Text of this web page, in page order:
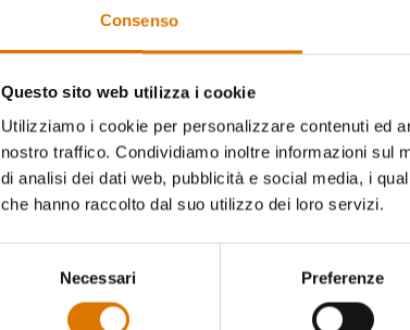
Consenso
Questo sito web utilizza i cookie
Utilizziamo i cookie per personalizzare contenuti ed
nostro traffico. Condividiamo inoltre informazioni sul
di analisi dei dati web, pubblicità e social media, i
che hanno raccolto dal suo utilizzo dei loro servizi.
Necessari Preferenze
La cottura alla
piastra con weber